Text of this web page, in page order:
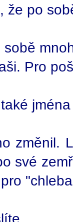
že po
Pro
změnil.
své